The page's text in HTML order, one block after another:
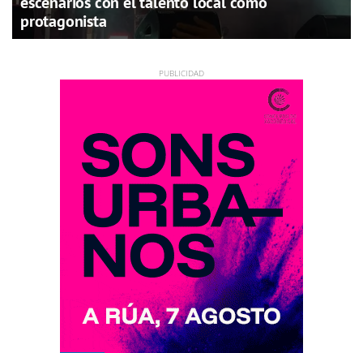
protagonista